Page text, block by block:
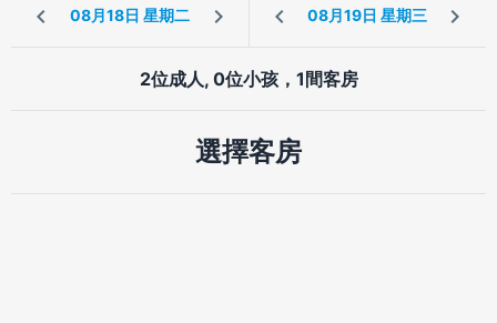
2位成人, 0位小孩，1間客房
選擇客房